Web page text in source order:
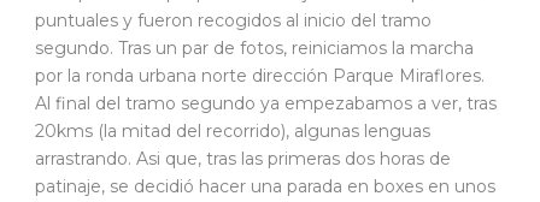
puntuales y fueron recogidos al inicio del tramo
segundo. Tras un par de fotos, reiniciamos la marcha
por la ronda urbana norte dirección Parque Miraflores.
Al final del tramo segundo ya empezabamos a ver, tras
20kms (la mitad del recorrido), algunas lenguas
arrastrando. Asi que, tras las primeras dos horas de
patinaje, se decidió hacer una parada en boxes en unos